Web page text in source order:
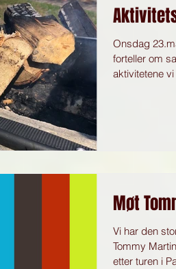
Onsdag
forteller om
aktivitetene
Møt
Vi har den
Tommy
etter turen i